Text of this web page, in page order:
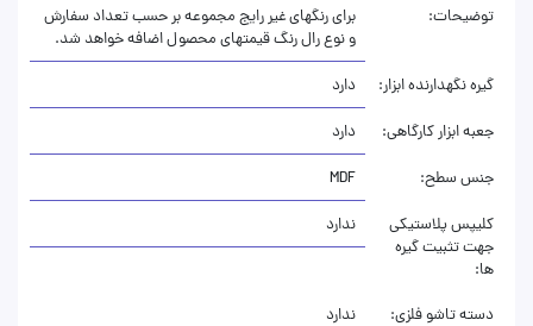
توضیحات:
برای رنگهای غیر رایج مجموعه بر حسب تعداد سفارش
و نوع رال رنگ قیمتهای محصول اضافه خواهد شد.
گیره نگهدارنده ابزار: دارد
جعبه ابزار کارگاهی: دارد
جنس سطح: MDF
کلیپس پلاستیکی
جهت تثبیت گیره
ها:
ندارد
دسته تاشو فلزی: ندارد